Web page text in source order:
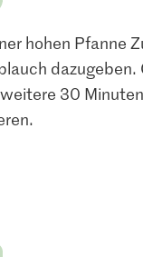
hohen Pfanne
dazugeben.
30